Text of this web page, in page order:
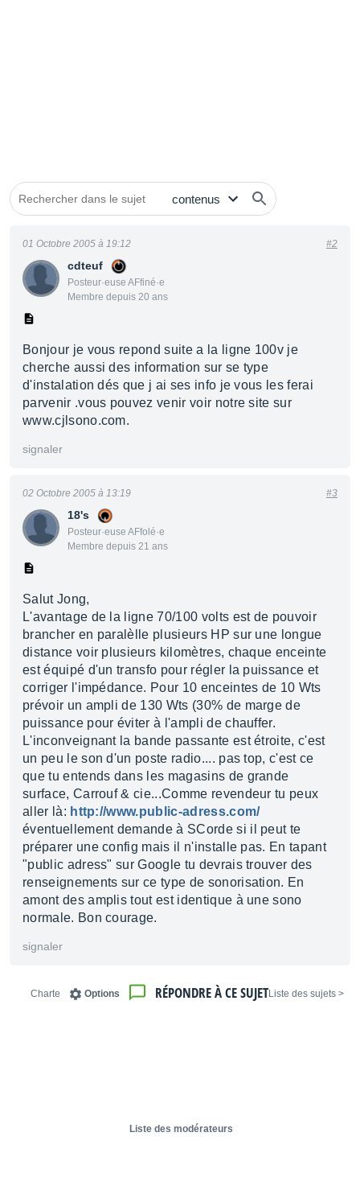
cdteuf
Posteur·euse AFfiné·e
Membre depuis 20 ans
01 Octobre 2005 à 19:12 #2
Bonjour je vous repond suite a la ligne 100v je
cherche aussi des information sur se type
d'instalation dés que j ai ses info je vous les ferai
parvenir .vous pouvez venir voir notre site sur
www.cjlsono.com.
signaler
18's
Posteur·euse AFfolé·e
Membre depuis 21 ans
02 Octobre 2005 à 13:19 #3
Salut Jong,
L'avantage de la ligne 70/100 volts est de pouvoir
brancher en paralèlle plusieurs HP sur une longue
distance voir plusieurs kilomètres, chaque enceinte
est équipé d'un transfo pour régler la puissance et
corriger l'impédance. Pour 10 enceintes de 10 Wts
prévoir un ampli de 130 Wts (30% de marge de
puissance pour éviter à l'ampli de chauffer.
L'inconveignant la bande passante est étroite, c'est
un peu le son d'un poste radio.... pas top, c'est ce
que tu entends dans les magasins de grande
surface, Carrouf & cie...Comme revendeur tu peux
aller là: http://www.public-adress.com/
éventuellement demande à SCorde si il peut te
préparer une config mais il n'installe pas. En tapant
"public adress" sur Google tu devrais trouver des
renseignements sur ce type de sonorisation. En
amont des amplis tout est identique à une sono
normale. Bon courage.
signaler
< Liste des sujets
RÉPONDRE À CE SUJET
Options
Charte
Liste des modérateurs